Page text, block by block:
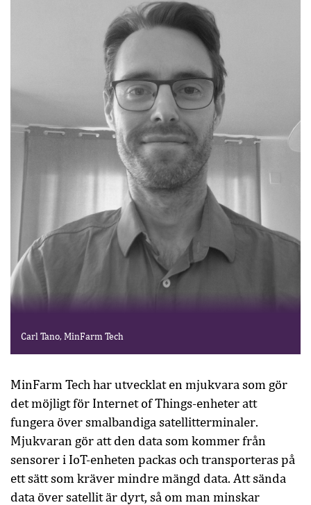
Carl Tano, MinFarm Tech
MinFarm Tech har utvecklat en mjukvara som gör
det möjligt för Internet of Things-enheter att
fungera över smalbandiga satellitterminaler.
Mjukvaran gör att den data som kommer från
sensorer i IoT-enheten packas och transporteras på
ett sätt som kräver mindre mängd data. Att sända
data över satellit är dyrt, så om man minskar